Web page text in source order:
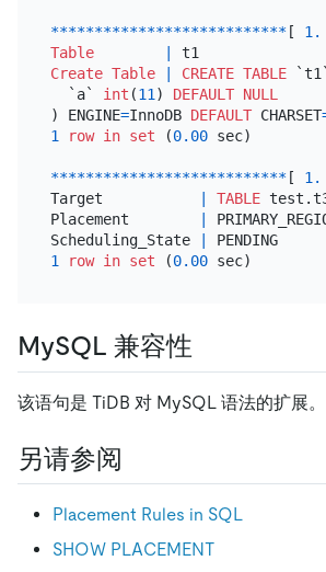
***************************[ 1.
Table
Create Table
CREATE TABLE
  `a`
int (11 ) DEFAULT NULL
) ENGINE=InnoDB DEFAULT CHARSET
1
row in set (0.00 sec)
***************************[ 1.
Target
TABLE
Placement
Scheduling_State
PENDING
1
row in set (0.00
MySQL 兼容性
该语句是 TiDB 对 MySQL 语法的扩展。
另请参阅
Placement Rules in SQL
SHOW PLACEMENT